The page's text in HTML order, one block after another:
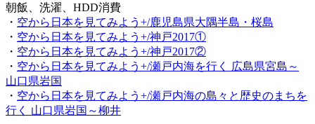
朝飯、洗濯、HDD消費
・ 空から日本を見てみよう+/鹿児島県大隅半島・桜島
・ 空から日本を見てみよう+/神戸2017①
・ 空から日本を見てみよう+/神戸2017②
・ 空から日本を見てみよう+/瀬戸内海を行く 広島県宮島～
山口県岩国
・ 空から日本を見てみよう+/瀬戸内海の島々と歴史のまちを
行く 山口県岩国～柳井